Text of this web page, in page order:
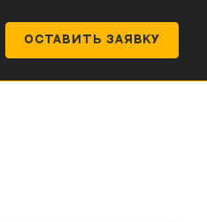
ОСТАВИТЬ ЗАЯВКУ